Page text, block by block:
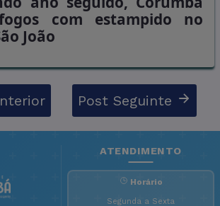
com estampido no
João
Post Seguinte
ATENDIMENTO
Horário
Segunda a Sexta